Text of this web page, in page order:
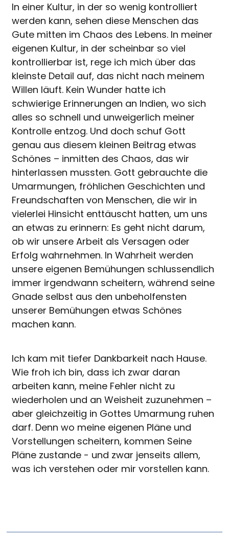
In einer Kultur, in der so wenig kontrolliert
werden kann, sehen diese Menschen das
Gute mitten im Chaos des Lebens. In meiner
eigenen Kultur, in der scheinbar so viel
kontrollierbar ist, rege ich mich über das
kleinste Detail auf, das nicht nach meinem
Willen läuft. Kein Wunder hatte ich
schwierige Erinnerungen an Indien, wo sich
alles so schnell und unweigerlich meiner
Kontrolle entzog. Und doch schuf Gott
genau aus diesem kleinen Beitrag etwas
Schönes – inmitten des Chaos, das wir
hinterlassen mussten. Gott gebrauchte die
Umarmungen, fröhlichen Geschichten und
Freundschaften von Menschen, die wir in
vielerlei Hinsicht enttäuscht hatten, um uns
an etwas zu erinnern: Es geht nicht darum,
ob wir unsere Arbeit als Versagen oder
Erfolg wahrnehmen. In Wahrheit werden
unsere eigenen Bemühungen schlussendlich
immer irgendwann scheitern, während seine
Gnade selbst aus den unbeholfensten
unserer Bemühungen etwas Schönes
machen kann.
Ich kam mit tiefer Dankbarkeit nach Hause.
Wie froh ich bin, dass ich zwar daran
arbeiten kann, meine Fehler nicht zu
wiederholen und an Weisheit zuzunehmen –
aber gleichzeitig in Gottes Umarmung ruhen
darf. Denn wo meine eigenen Pläne und
Vorstellungen scheitern, kommen Seine
Pläne zustande - und zwar jenseits allem,
was ich verstehen oder mir vorstellen kann.